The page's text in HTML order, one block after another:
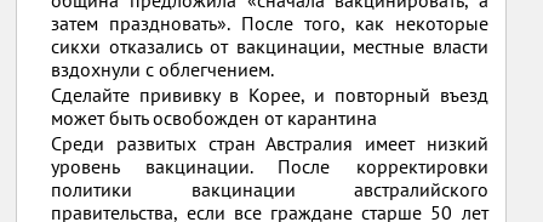
затем праздновать». После того, как некоторые
сикхи отказались от вакцинации, местные власти
вздохнули с облегчением.
Сделайте прививку в Корее, и повторный въезд
может быть освобожден от карантина
Среди развитых стран Австралия имеет низкий
уровень вакцинации. После корректировки
политики вакцинации австралийского
правительства, если все граждане старше 50 лет